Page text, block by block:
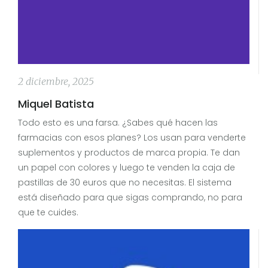
2 diciembre, 2025
Miquel Batista
Todo esto es una farsa. ¿Sabes qué hacen las
farmacias con esos planes? Los usan para venderte
suplementos y productos de marca propia. Te dan
un papel con colores y luego te venden la caja de
pastillas de 30 euros que no necesitas. El sistema
está diseñado para que sigas comprando, no para
que te cuides.